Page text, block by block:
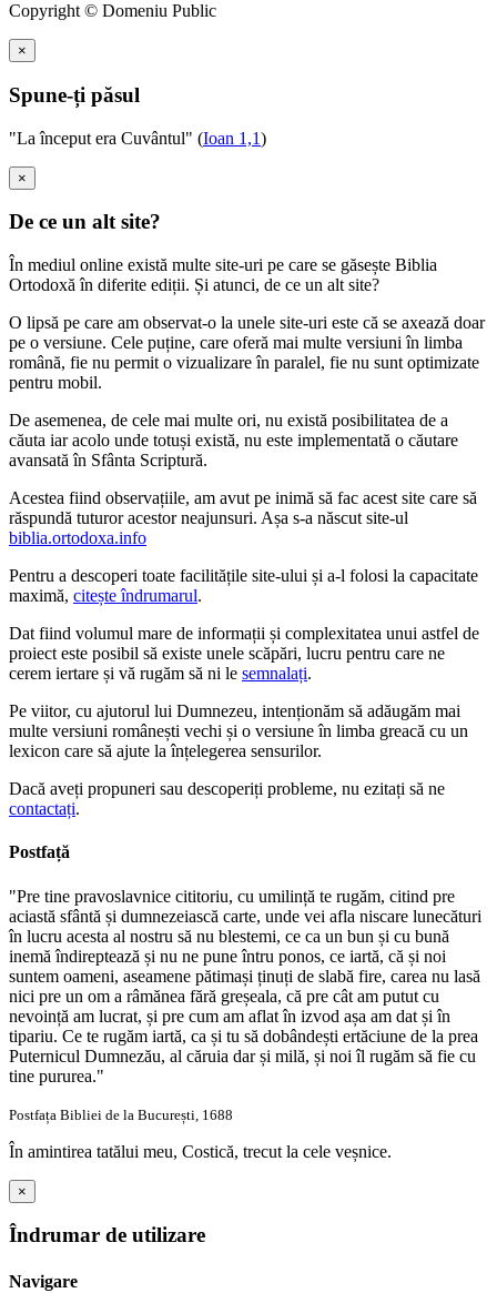
Copyright © Domeniu Public
×
Spune-ți păsul
"La început era Cuvântul" (Ioan 1,1)
×
De ce un alt site?
În mediul online există multe site-uri pe care se găsește Biblia
Ortodoxă în diferite ediții. Și atunci, de ce un alt site?
O lipsă pe care am observat-o la unele site-uri este că se axează doar
pe o versiune. Cele puține, care oferă mai multe versiuni în limba
română, fie nu permit o vizualizare în paralel, fie nu sunt optimizate
pentru mobil.
De asemenea, de cele mai multe ori, nu există posibilitatea de a
căuta iar acolo unde totuși există, nu este implementată o căutare
avansată în Sfânta Scriptură.
Acestea fiind observațiile, am avut pe inimă să fac acest site care să
răspundă tuturor acestor neajunsuri. Așa s-a născut site-ul
biblia.ortodoxa.info
Pentru a descoperi toate facilitățile site-ului și a-l folosi la capacitate
maximă, citește îndrumarul.
Dat fiind volumul mare de informații și complexitatea unui astfel de
proiect este posibil să existe unele scăpări, lucru pentru care ne
cerem iertare și vă rugăm să ni le semnalați.
Pe viitor, cu ajutorul lui Dumnezeu, intenționăm să adăugăm mai
multe versiuni românești vechi și o versiune în limba greacă cu un
lexicon care să ajute la înțelegerea sensurilor.
Dacă aveți propuneri sau descoperiți probleme, nu ezitați să ne
contactați.
Postfață
"Pre tine pravoslavnice cititoriu, cu umilință te rugăm, citind pre
aciastă sfântă și dumnezeiască carte, unde vei afla niscare lunecături
în lucru acesta al nostru să nu blestemi, ce ca un bun și cu bună
inemă îndireptează și nu ne pune întru ponos, ce iartă, că și noi
suntem oameni, aseamene pătimași ținuți de slabă fire, carea nu lasă
nici pre un om a râmănea fără greșeala, că pre cât am putut cu
nevoință am lucrat, și pre cum am aflat în izvod așa am dat și în
tipariu. Ce te rugăm iartă, ca și tu să dobândești ertăciune de la prea
Puternicul Dumnezău, al căruia dar și milă, și noi îl rugăm să fie cu
tine pururea."
Postfața Bibliei de la București, 1688
În amintirea tatălui meu, Costică, trecut la cele veșnice.
×
Îndrumar de utilizare
Navigare